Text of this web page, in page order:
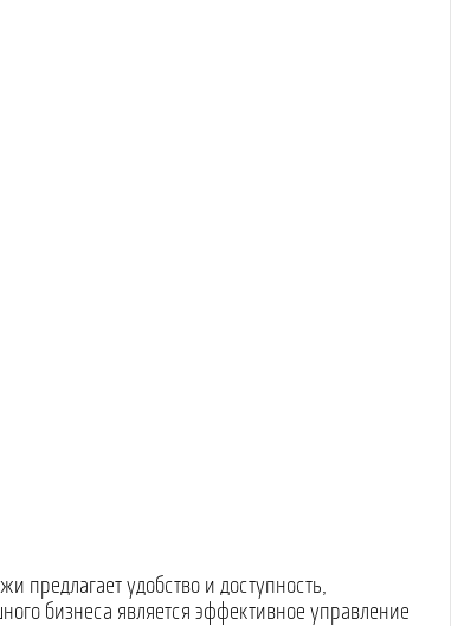
предлагает удобство и доступность,
бизнеса является эффективное управление